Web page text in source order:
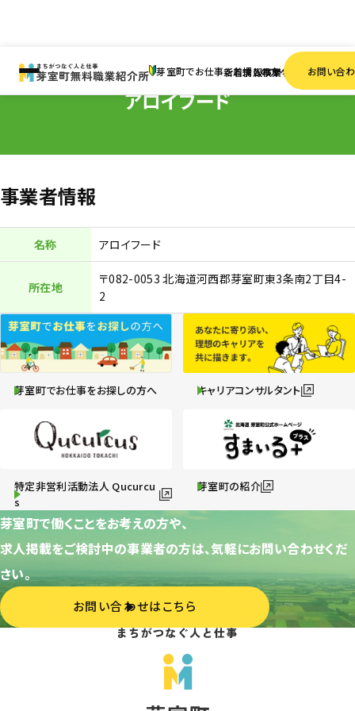
芽室町でお仕事をお探しの方へ
新着情報求人検索事業者一覧お問い合
アロイフード
事業者情報
名称 アロイフード
所在地
〒082-0053 北海道河西郡芽室町東3条南2丁目4-
2
芽室町でお仕事をお探しの方へ キャリアコンサルタント
特定非営利活動法人 Qucurcu
s
芽室町の紹介
芽室町で働くことをお考えの方や、
求人掲載をご検討中の事業者の方は、気軽にお問い合わせくだ
さい。
お問い合わせはこちら